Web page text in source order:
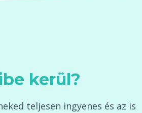
kerül?
teljesen ingyenes és az is